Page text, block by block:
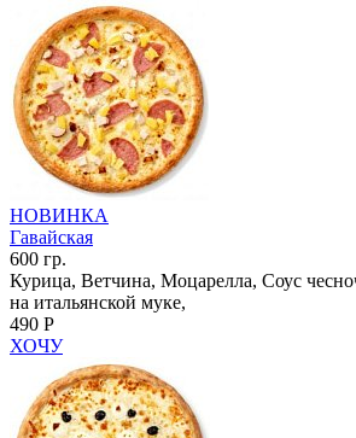
НОВИНКА
Гавайская
600 гр.
Курица, Ветчина, Моцарелла, Соус
на итальянской муке,
490 Р
ХОЧУ